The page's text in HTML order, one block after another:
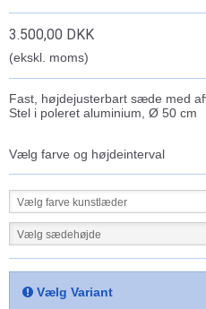
3.500,00 DKK
(ekskl. moms)
Fast, højdejusterbart sæde med
Stel i poleret aluminium, Ø 50 cm
Vælg farve og højdeinterval
Vælg farve kunstlæder
Vælg sædehøjde
Vælg Variant